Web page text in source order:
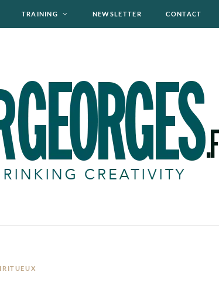
TRAINING NEWSLETTER CONTACT